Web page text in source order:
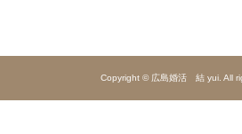
Copyright © 広島婚活 結 yui. All